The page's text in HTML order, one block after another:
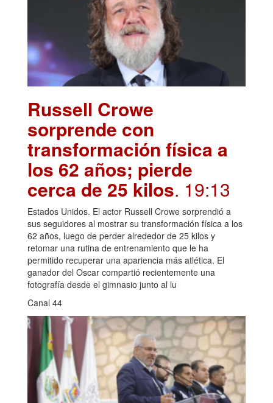
Russell Crowe
sorprende con
transformación física a
los 62 años; pierde
cerca de 25 kilos. 19:13
Estados Unidos. El actor Russell Crowe sorprendió a
sus seguidores al mostrar su transformación física a los
62 años, luego de perder alrededor de 25 kilos y
retomar una rutina de entrenamiento que le ha
permitido recuperar una apariencia más atlética. El
ganador del Oscar compartió recientemente una
fotografía desde el gimnasio junto al lu
Canal 44